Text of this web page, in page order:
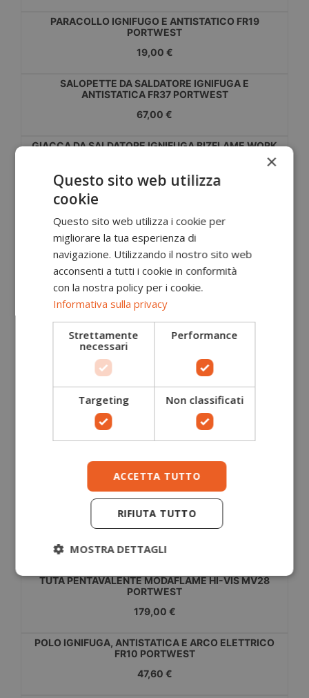
PARACOLLO IGNIFUGO E ANTISTATICO FR19
PORTWEST
19,00 €
SALOPETTE DA SALDATORE IGNIFUGA E
ANTISTATICA FR37 PORTWEST
67,00 €
GIACCA DA SALDATORE IGNIFUGA BIZFLAME WORK
55,00 €
GIACCA DA SALDATORE PROTEZIONE
PENTAVALENTE HI-VIS CLASSE 2 MV25 PORTWEST
116,90 €
POLO HI-VIS CLASSE 3 IGNIFUGA E ANTISTATICA
79,00 €
POLO BICOLORE HI-VIS CLASSE 2 E IGNIFUGA FR74
PORTWEST
FELPA HI-VIS CLASSE 3 ANTISTATICA E IGNIFUGA
FR72 PORTWEST
CALZA NERA IGNIFUGA E ANTISTATICA SK20
PORTWEST
15,00 €
TUTA PENTAVALENTE MODAFLAME HI-VIS MV28
PORTWEST
179,00 €
POLO IGNIFUGA, ANTISTATICA E ARCO ELETTRICO
FR10 PORTWEST
47,60 €
×
Questo sito web utilizza
cookie
Questo sito web utilizza i cookie per
migliorare la tua esperienza di
navigazione. Utilizzando il nostro sito web
acconsenti a tutti i cookie in conformità
con la nostra policy per i cookie.
Informativa sulla privacy
Strettamente
necessari
Performance
Targeting Non classificati
ACCETTA TUTTO
RIFIUTA TUTTO
MOSTRA DETTAGLI